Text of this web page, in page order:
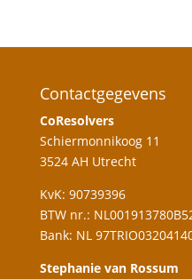
Contactgegevens
CoResolvers
Schiermonnikoog 11
3524 AH Utrecht
KvK: 90739396
BTW nr.:
Bank: NL
Stephanie van Rossum